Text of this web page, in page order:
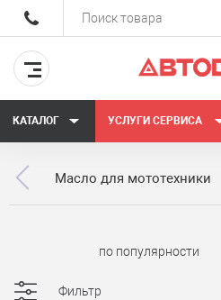
КАТАЛОГ УСЛУГИ СЕРВИСА
Масло для мототехники
Фильтр